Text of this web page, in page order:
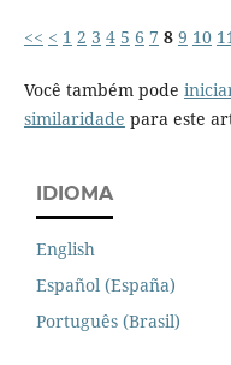
<< < 1 2 3 4 5 6 7 8 9 10
Você também pode
similaridade para este
IDIOMA
English
Español (España)
Português (Brasil)